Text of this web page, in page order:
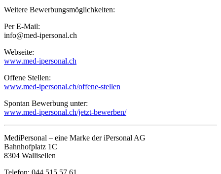
Weitere Bewerbungsmöglichkeiten:
Per E-Mail:
info@med-ipersonal.ch
Webseite:
www.med-ipersonal.ch
Offene Stellen:
www.med-ipersonal.ch/offene-stellen
Spontan Bewerbung unter:
www.med-ipersonal.ch/jetzt-bewerben/
MediPersonal – eine Marke der iPersonal AG
Bahnhofplatz 1C
8304 Wallisellen